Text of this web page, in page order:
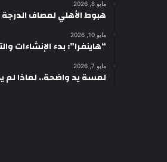
مايو 8, 2026
هبوط الأهلي لمصاف الدرجة
مايو 10, 2026
“هاينفرا”: بدء الإنشاءات
مايو 7, 2026
لمسة يد واضحة.. لماذا لم